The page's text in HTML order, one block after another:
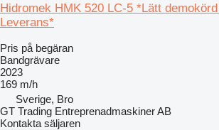
Hidromek HMK 520 LC-5 *Lätt
Leverans*
Pris på begäran
Bandgrävare
2023
169 m/h
Sverige, Bro
GT Trading Entreprenadmaskiner AB
Kontakta säljaren